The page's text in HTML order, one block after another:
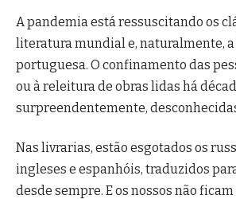
A pandemia está ressuscitando os
literatura mundial e, naturalmente,
portuguesa. O confinamento das
ou à releitura de obras lidas há
surpreendentemente,
Nas livrarias, estão esgotados os
ingleses e espanhóis, traduzidos
desde sempre. E os nossos não ficam